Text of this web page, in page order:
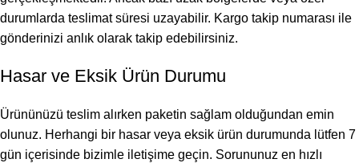
durumlarda teslimat süresi uzayabilir. Kargo takip numarası ile
gönderinizi anlık olarak takip edebilirsiniz.
Hasar ve Eksik Ürün Durumu
Ürününüzü teslim alırken paketin sağlam olduğundan emin
olunuz. Herhangi bir hasar veya eksik ürün durumunda lütfen 7
gün içerisinde bizimle iletişime geçin. Sorununuz en hızlı